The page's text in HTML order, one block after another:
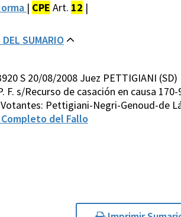
| CPE Art. 12 |
SUMARIO
S 20/08/2008 Juez PETTIGIANI (SD)
F. s/Recurso de casación en causa 170-
Pettigiani-Negri-Genoud-de
del Fallo